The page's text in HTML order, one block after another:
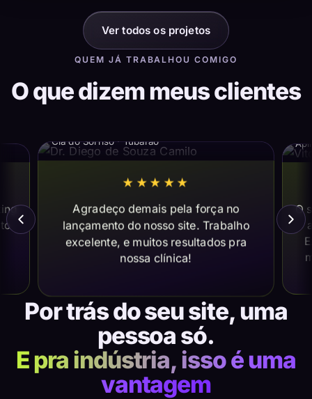
Ver todos os projetos
QUEM JÁ TRABALHOU COMIGO
O que dizem meus clientes
Cia do Sorriso · Tubarão
★★★★★
Agradeço demais pela força no
lançamento do nosso site. Trabalho
excelente, e muitos resultados pra
nossa clínica!
O
Por trás do seu site, uma
pessoa só.
E pra indústria, isso é uma
vantagem